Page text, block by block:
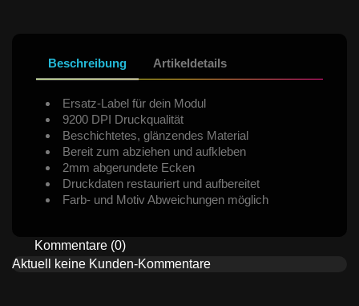
Beschreibung Artikeldetails
Ersatz-Label für dein Modul
9200 DPI Druckqualität
Beschichtetes, glänzendes Material
Bereit zum abziehen und aufkleben
2mm abgerundete Ecken
Druckdaten restauriert und aufbereitet
Farb- und Motiv Abweichungen möglich
Kommentare (0)
Aktuell keine Kunden-Kommentare